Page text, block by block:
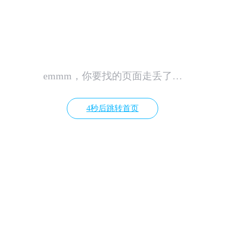
emmm，你要找的页面走丢了…
4秒后跳转首页